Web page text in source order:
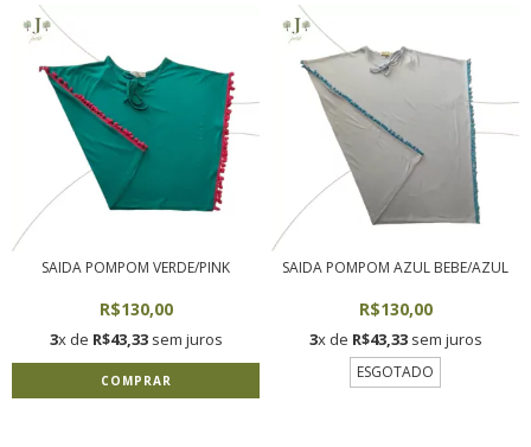
SAIDA POMPOM VERDE/PINK
R$130,00
3x de R$43,33sem juros
COMPRAR
SAIDA POMPOM AZUL BEBE/AZUL
R$130,00
3x de R$43,33sem juros
ESGOTADO